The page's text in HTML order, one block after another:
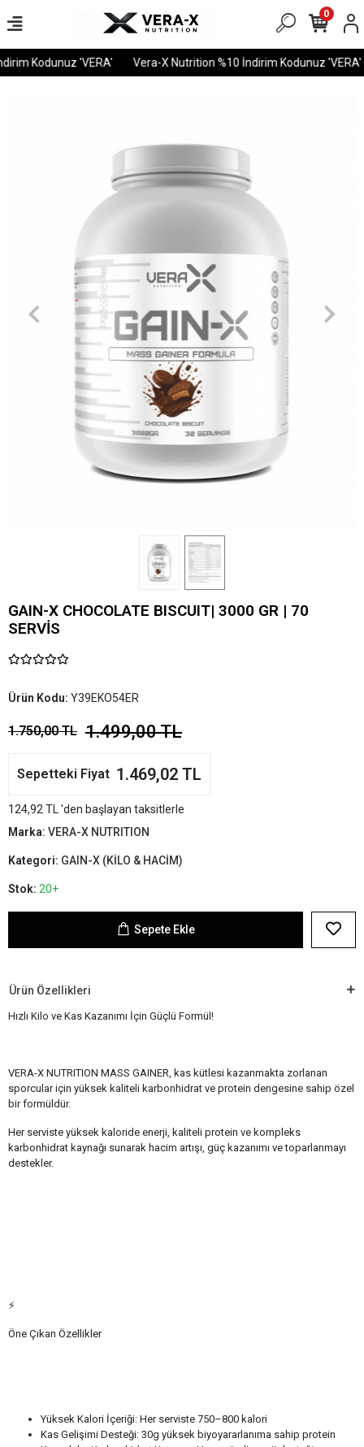
Kodunuz 'VERA' Vera-X Nutrition %10 İndirim Kodunuz 'VERA'
0
GAIN-X CHOCOLATE BISCUIT| 3000 GR | 70
SERVİS
Ürün Kodu: Y39EKO54ER
1.750,00 TL 1.499,00 TL
Sepetteki Fiyat 1.469,02 TL
124,92 TL 'den başlayan taksitlerle
Marka: VERA-X NUTRITION
Kategori: GAIN-X (KİLO & HACİM)
Stok: 20+
Sepete Ekle
Ürün Özellikleri
Hızlı Kilo ve Kas Kazanımı İçin Güçlü Formül!
VERA-X NUTRITION MASS GAINER, kas kütlesi kazanmakta zorlanan
sporcular için yüksek kaliteli karbonhidrat ve protein dengesine sahip özel
bir formüldür.
Her serviste yüksek kaloride enerji, kaliteli protein ve kompleks
karbonhidrat kaynağı sunarak hacim artışı, güç kazanımı ve toparlanmayı
destekler.
⚡
Öne Çıkan Özellikler
Yüksek Kalori İçeriği: Her serviste 750–800 kalori
Kas Gelişimi Desteği: 30g yüksek biyoyararlanıma sahip protein